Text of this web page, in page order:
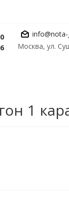
Москва, ул.
1